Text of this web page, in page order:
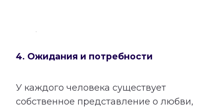
4. Ожидания и потребности
У каждого человека существует
собственное представление о любви,